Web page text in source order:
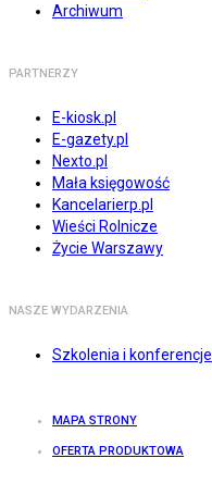
Archiwum
PARTNERZY
E-kiosk.pl
E-gazety.pl
Nexto.pl
Mała księgowość
Kancelarierp.pl
Wieści Rolnicze
Życie Warszawy
NASZE WYDARZENIA
Szkolenia i konferencje
MAPA STRONY
OFERTA PRODUKTOWA